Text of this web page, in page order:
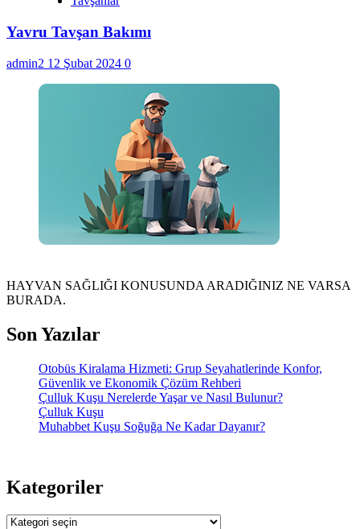
Yavru Tavşan Bakımı
admin2 12 Şubat 2024 0
HAYVAN SAĞLIĞI KONUSUNDA ARADIĞINIZ NE VARSA
BURADA.
Son Yazılar
Otobüs Kiralama Hizmeti: Grup Seyahatlerinde Konfor,
Güvenlik ve Ekonomik Çözüm Rehberi
Çulluk Kuşu Nerelerde Yaşar ve Nasıl Bulunur?
Çulluk Kuşu
Muhabbet Kuşu Soğuğa Ne Kadar Dayanır?
Kategoriler
Kategoriler